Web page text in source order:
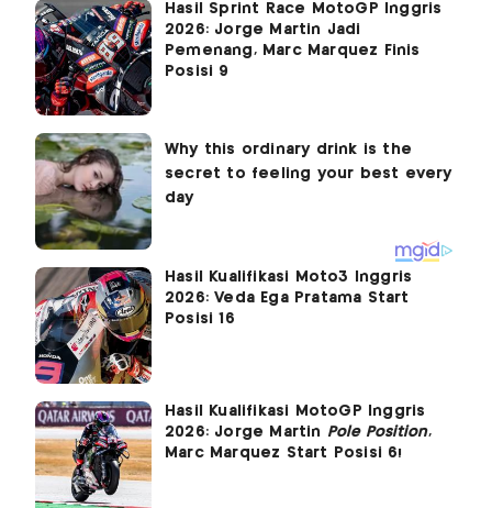
Hasil Sprint Race MotoGP Inggris
2026: Jorge Martin Jadi
Pemenang, Marc Marquez Finis
Posisi 9
Hasil Kualifikasi Moto3 Inggris
2026: Veda Ega Pratama Start
Posisi 16
Hasil Kualifikasi MotoGP Inggris
2026: Jorge Martin Pole Position,
Marc Marquez Start Posisi 6!